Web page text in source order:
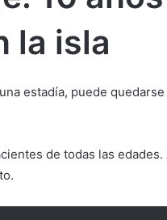
la isla
estadía, puede
de todas las edades.